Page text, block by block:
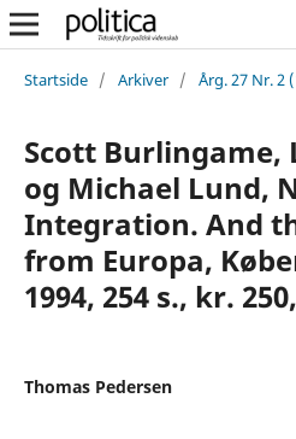
Startside / Arkiver / Årg. 27 Nr. 2
Scott Burlingame,
og Michael Lund,
Integration. And
from Europa,
1994, 254 s., kr.
Thomas Pedersen